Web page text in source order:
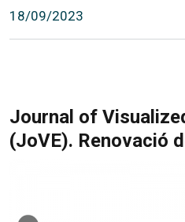
18/09/2023
Journal of
(JoVE). Renovació